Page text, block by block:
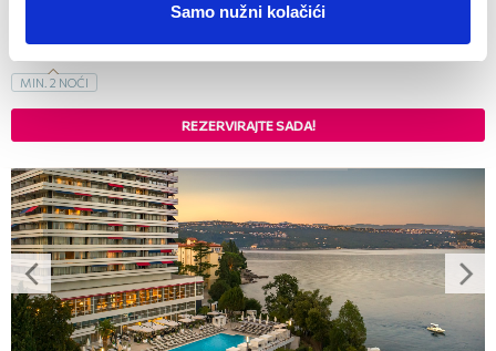
Samo nužni kolačići
237,00 €za noć
MIN. 2 NOĆI
REZERVIRAJTE SADA!